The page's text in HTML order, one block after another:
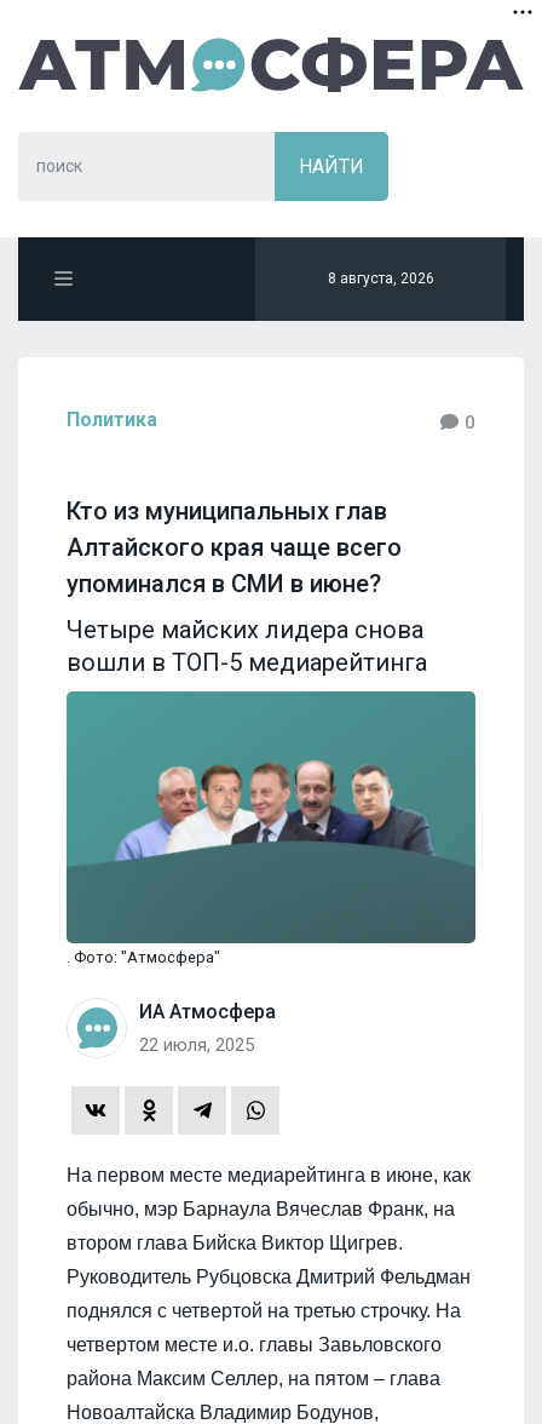
8 августа, 2026
Политика 0
Кто из муниципальных глав
Алтайского края чаще всего
упоминался в СМИ в июне?
Четыре майских лидера снова
вошли в ТОП-5 медиарейтинга
. Фото: "Атмосфера"
ИА Атмосфера
22 июля, 2025
На первом месте медиарейтинга в июне, как
обычно, мэр Барнаула Вячеслав Франк, на
втором глава Бийска Виктор Щигрев.
Руководитель Рубцовска Дмитрий Фельдман
поднялся с четвертой на третью строчку. На
четвертом месте и.о. главы Завьловского
района Максим Селлер, на пятом – глава
Новоалтайска Владимир Бодунов,